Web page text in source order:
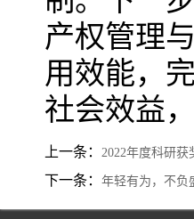
产权管理
用效能，
社会效益
上一条： 2022年度科研获
下一条： 年轻有为，不负